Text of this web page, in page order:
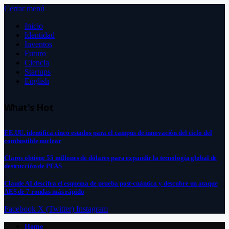
Cerrar menú
Inicio
Identidad
Inventos
Futuro
Ciencia
Startups
English
What's Hot
EE.UU. identifica cinco estados para el campus de innovación del ciclo del
combustible nuclear
Claros obtiene 55 millones de dólares para expandir la tecnología global de
destrucción de PFAS
Claude AI descifra el esquema de prueba post-cuántica y descubre un ataque
AES de 7 rondas más rápido
Facebook X (Twitter) Instagram
Home